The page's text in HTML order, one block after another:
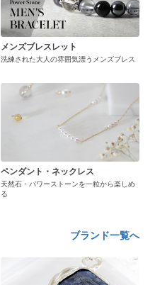
メンズブレスレット
洗練された大人の雰囲気漂うメンズブレス
ペンダント・ネックレス
天然石・パワーストーンを一粒から楽しめ
る
ブランド一覧へ